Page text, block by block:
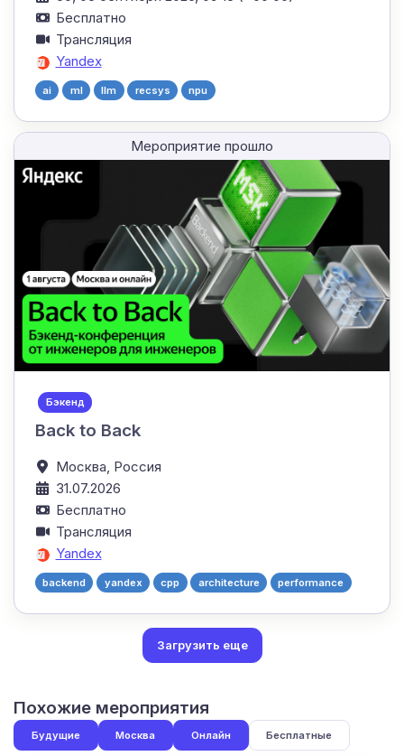
Бесплатно
Трансляция
Yandex
ai ml llm recsys npu
Мероприятие прошло
Бэкенд
Back to Back
Москва, Россия
31.07.2026
Бесплатно
Трансляция
Yandex
backend yandex cpp architecture performance
Загрузить еще
Похожие мероприятия
Будущие Москва Онлайн Бесплатные